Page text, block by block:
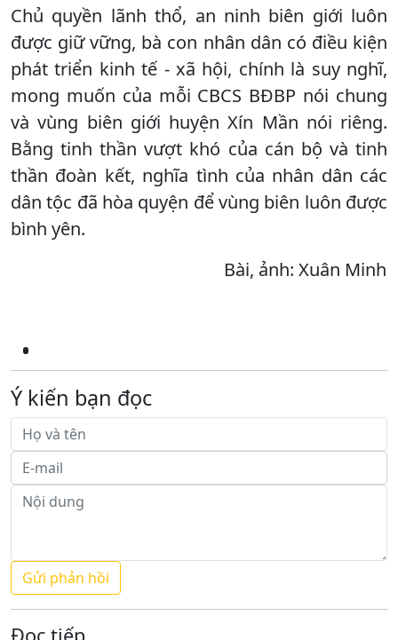
Chủ quyền lãnh thổ, an ninh biên giới luôn
được giữ vững, bà con nhân dân có điều kiện
phát triển kinh tế - xã hội, chính là suy nghĩ,
mong muốn của mỗi CBCS BĐBP nói chung
và vùng biên giới huyện Xín Mần nói riêng.
Bằng tinh thần vượt khó của cán bộ và tinh
thần đoàn kết, nghĩa tình của nhân dân các
dân tộc đã hòa quyện để vùng biên luôn được
bình yên.
Bài, ảnh: Xuân Minh
Ý kiến bạn đọc